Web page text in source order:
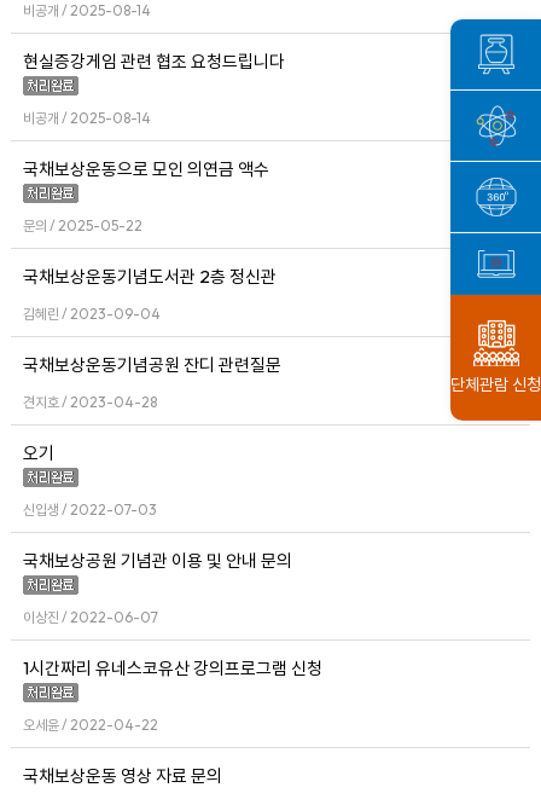
단체관람 신청
비공개 / 2025-08-14
현실증강게임 관련 협조 요청드립니다
비공개 / 2025-08-14
국채보상운동으로 모인 의연금 액수
문의 / 2025-05-22
국채보상운동기념도서관 2층 정신관
김혜린 / 2023-09-04
국채보상운동기념공원 잔디 관련질문
견지호 / 2023-04-28
오기
신입생 / 2022-07-03
국채보상공원 기념관 이용 및 안내 문의
이상진 / 2022-06-07
1시간짜리 유네스코유산 강의프로그램 신청
오세윤 / 2022-04-22
국채보상운동 영상 자료 문의